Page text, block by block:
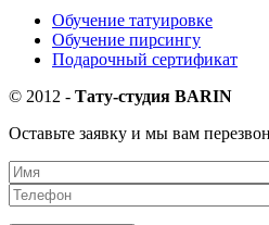
Обучение татуировке
Обучение пирсингу
Подарочный сертификат
© 2012 - Тату-студия BARIN
Оставьте заявку и мы вам